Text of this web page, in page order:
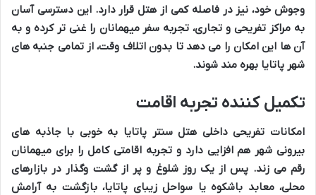
وجوشخود، نیز درفاصله کمی از هتل قرار دارد. ایندسترسی آسان
به مراکز تفریحی و تجاری، تجربه سفر میهمانان را غنی تر کرده و به
آن ها این امکان را می دهد تا بدون اتلاف وقت، از تمامی جنبه های
شهر پاتایا بهره مند شوند.
تکمیل کننده تجربه اقامت
امکانات تفریحی داخلی هتل سنتر پاتایا به خوبی باجاذبه های
بیرونی شهر هم افزایی دارد و تجربه اقامتی کاملرا برای میهمانان
رقم می زند. پس از یک روز شلوغ و پر از گشت وگذار در بازارهای
محلی،معابد باشکوهیا سواحل زیبای پاتایا، بازگشت بهآرامش